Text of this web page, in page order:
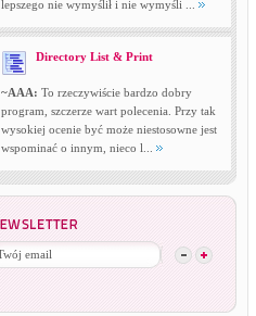
lepszego nie wymyślił i nie wymyśli ...
Directory List & Print
~AAA: To rzeczywiście bardzo dobry
program, szczerze wart polecenia. Przy tak
wysokiej ocenie być może niestosowne jest
wspominać o innym, nieco l...